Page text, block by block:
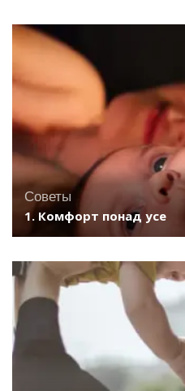
Советы
1. Комфорт понад усе